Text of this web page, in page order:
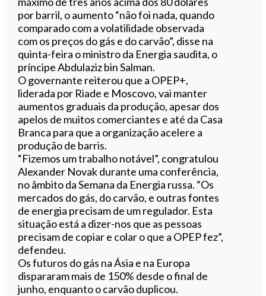
por barril, o aumento “não foi nada, quando
comparado com a volatilidade observada
com os preços do gás e do carvão”, disse na
quinta-feira o ministro da Energia saudita, o
príncipe Abdulaziz bin Salman.
O governante reiterou que a OPEP+,
liderada por Riade e Moscovo, vai manter
aumentos graduais da produção, apesar dos
apelos de muitos comerciantes e até da Casa
Branca para que a organização acelere a
produção de barris.
“Fizemos um trabalho notável”, congratulou
Alexander Novak durante uma conferência,
no âmbito da Semana da Energia russa. “Os
mercados do gás, do carvão, e outras fontes
de energia precisam de um regulador. Esta
situação está a dizer-nos que as pessoas
precisam de copiar e colar o que a OPEP fez”,
defendeu.
Os futuros do gás na Ásia e na Europa
dispararam mais de 150% desde o final de
junho, enquanto o carvão duplicou.